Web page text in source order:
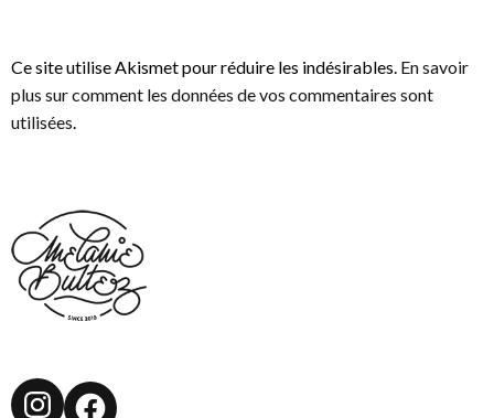
Ce site utilise Akismet pour réduire les indésirables. En savoir
plus sur comment les données de vos commentaires sont
utilisées.
Instagram
Facebook